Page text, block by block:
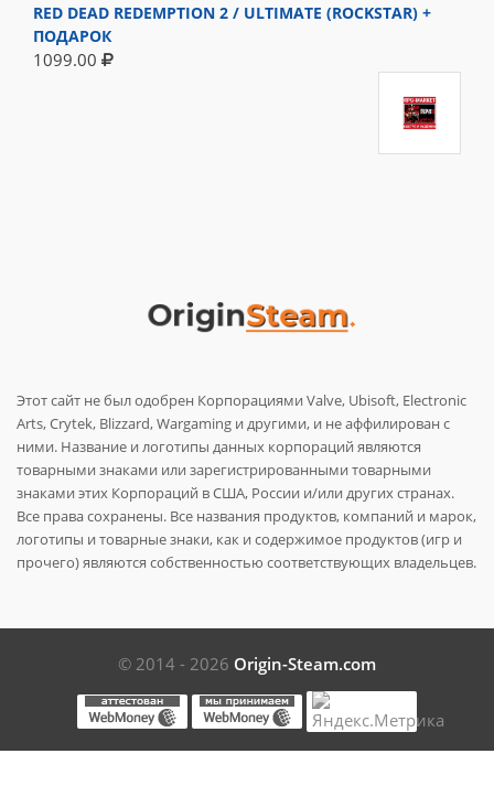
RED DEAD REDEMPTION 2 / ULTIMATE (ROCKSTAR) +
ПОДАРОК
1099.00
Этот сайт не был одобрен Корпорациями Valve, Ubisoft, Electronic
Arts, Crytek, Blizzard, Wargaming и другими, и не аффилирован с
ними. Название и логотипы данных корпораций являются
товарными знаками или зарегистрированными товарными
знаками этих Корпораций в США, России и/или других странах.
Все права сохранены. Все названия продуктов, компаний и марок,
логотипы и товарные знаки, как и содержимое продуктов (игр и
прочего) являются собственностью соответствующих владельцев.
© 2014 - 2026 Origin-Steam.com